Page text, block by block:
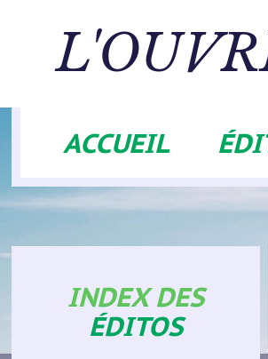
Navigation
ACCUEIL
INDEX DES
ÉDITOS